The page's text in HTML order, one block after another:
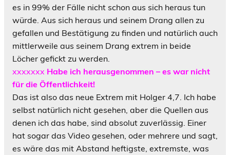
es in 99% der Fälle nicht schon aus sich heraus tun
würde. Aus sich heraus und seinem Drang allen zu
gefallen und Bestätigung zu finden und natürlich auch
mittlerweile aus seinem Drang extrem in beide
Löcher gefickt zu werden.
xxxxxxx Habe ich herausgenommen – es war nicht
für die Öffentlichkeit!
Das ist also das neue Extrem mit Holger 4,7. Ich habe
selbst natürlich nicht gesehen, aber die Quellen aus
denen ich das habe, sind absolut zuverlässig. Einer
hat sogar das Video gesehen, oder mehrere und sagt,
es wäre das mit Abstand heftigste, extremste, was